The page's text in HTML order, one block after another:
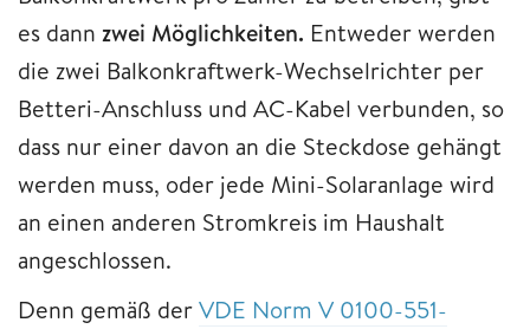
es dann zwei Möglichkeiten. Entweder werden
die zwei Balkonkraftwerk-Wechselrichter per
Betteri-Anschluss und AC-Kabel verbunden, so
dass nur einer davon an die Steckdose gehängt
werden muss, oder jede Mini-Solaranlage wird
an einen anderen Stromkreis im Haushalt
angeschlossen.
Denn gemäß derVDE Norm V 0100-551-